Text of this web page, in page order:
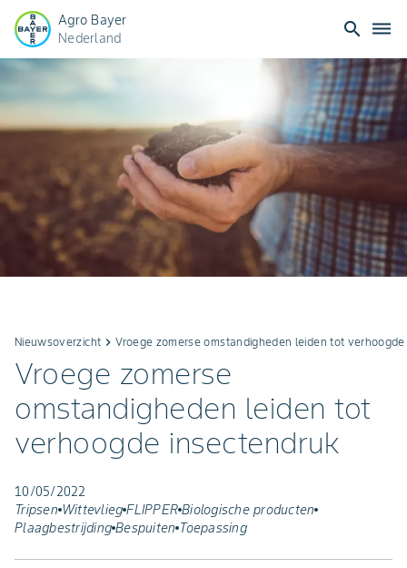
Agro Bayer
Nederland
search dehaze
Nieuwsoverzicht keyboard_arrow_rightVroege zomerse omstandigheden leiden tot
Vroege zomerse
omstandigheden leiden tot
verhoogde insectendruk
10/05/2022
Tripsen Wittevlieg FLIPPER Biologische producten
Plaagbestrijding Bespuiten Toepassing